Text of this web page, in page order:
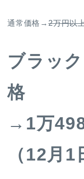
通常価格→ 2万円以
ブラッ
格
→1万
（12月1